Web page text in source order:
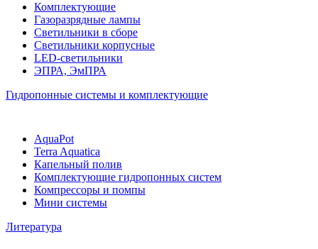
Комплектующие
Газоразрядные лампы
Светильники в сборе
Светильники корпусные
LED-светильники
ЭПРА, ЭмПРА
Гидропонные системы и комплектующие
AquaPot
Terra Aquatica
Капельный полив
Комплектующие гидропонных систем
Компрессоры и помпы
Мини системы
Литература